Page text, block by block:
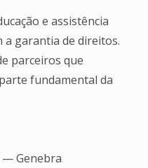
e assistência
a garantia de direitos.
parceiros que
fundamental da
— Genebra